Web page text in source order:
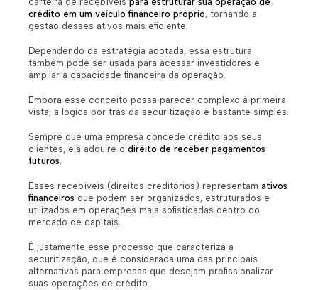
crédito em um veículo financeiro próprio, tornando a
gestão desses ativos mais eficiente.
Dependendo da estratégia adotada, essa estrutura
também pode ser usada para acessar investidores e
ampliar a capacidade financeira da operação.
Embora esse conceito possa parecer complexo à primeira
vista, a lógica por trás da securitização é bastante simples.
Sempre que uma empresa concede crédito aos seus
clientes, ela adquire o direito de receber pagamentos
futuros.
Esses recebíveis (direitos creditórios) representam ativos
financeiros que podem ser organizados, estruturados e
utilizados em operações mais sofisticadas dentro do
mercado de capitais.
É justamente esse processo que caracteriza a
securitização, que é considerada uma das principais
alternativas para empresas que desejam profissionalizar
suas operações de crédito.